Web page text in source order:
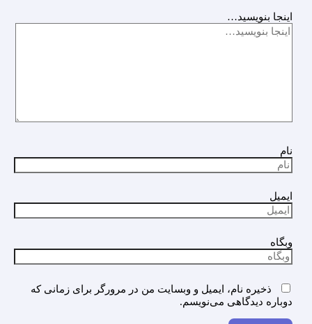
اینجا بنویسید…
نام
ایمیل
وبگاه
ذخیره نام، ایمیل و وبسایت من در مرورگر برای زمانی که
دوباره دیدگاهی می‌نویسم.